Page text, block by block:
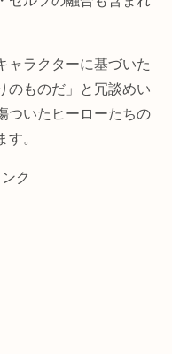
ャラクターに基づいた
のものだ」と冗談めい
ついたヒーローたちの
。
ク